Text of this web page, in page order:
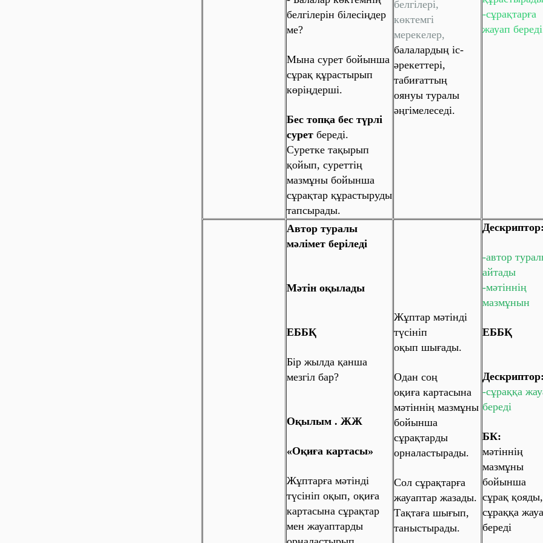
белгілерін білесіңдер
ме?
Мына сурет бойынша
сұрақ құрастырып
көріңдерші.
Бес топқа бес түрлі
сурет береді.
Суретке тақырып
қойып, суреттің
мазмұны бойынша
сұрақтар құрастыруды
тапсырады.
белгілері,
көктемгі
мерекелер,
балалардың іс-
әрекеттері,
табиғаттың
оянуы туралы
әңгімелеседі.
-сұрақтарға
жауап
Автор туралы
мәлімет беріледі
Мәтін оқылады
ЕББҚ
Бір жылда қанша
мезгіл бар?
Оқылым . ЖЖ
«Оқиға картасы»
Жұптарға мәтінді
түсініп оқып, оқиға
картасына сұрақтар
мен жауаптарды
Жұптар мәтінді
түсініп
оқып шығады.
Одан соң
оқиға картасына
мәтіннің мазмұны
бойынша
сұрақтарды
орналастырады.
Сол сұрақтарға
жауаптар жазады.
Тақтаға шығып,
таныстырады.
Дескриптор:
-автор
айтады
-мәтіннің
мазмұнын
ЕББҚ
Дескриптор:
-сұраққа
береді
БК:
мәтіннің
мазмұны
бойынша
сұрақ қояды,
сұраққа
береді